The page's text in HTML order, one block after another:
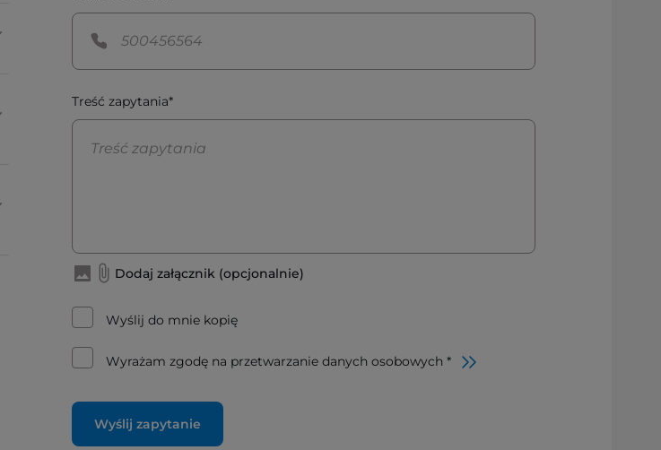
Treść zapytania*
Dodaj załącznik (opcjonalnie)
Wyślij do mnie kopię
Wyrażam zgodę na przetwarzanie danych osobowych *
Wyślij zapytanie